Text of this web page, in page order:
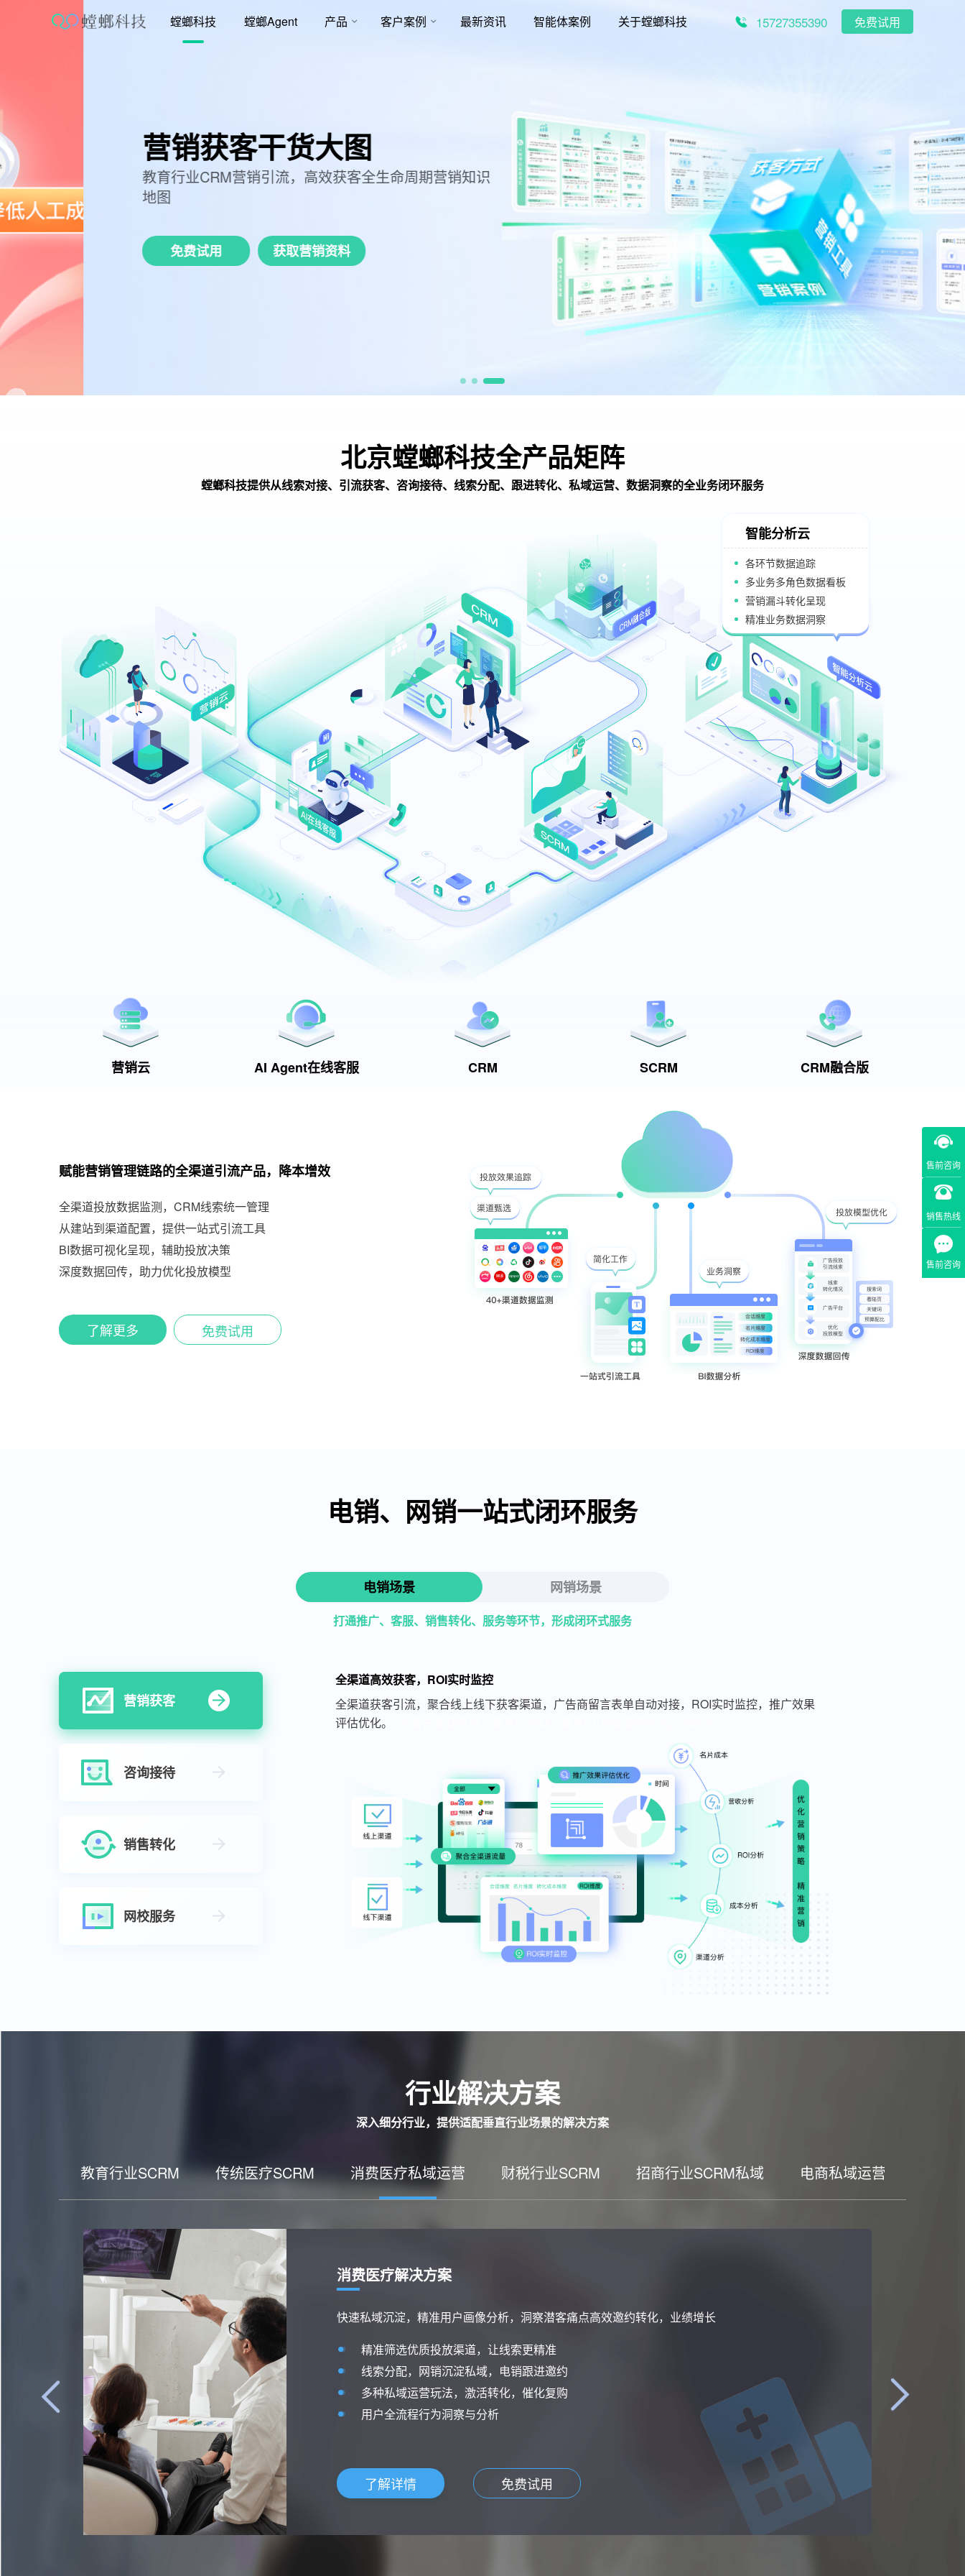
螳螂科技 螳螂Agent 产品 客户案例 最新资讯 智能体案例 关于螳螂科技 15727355390 免费试用
售前咨询
销售热线
售前咨询
营销获客干货大图
教育行业CRM营销引流，高效获客全生命周期营销知识
地图
获取营销资料
北京螳螂科技全产品矩阵
螳螂科技提供从线索对接、引流获客、咨询接待、线索分配、跟进转化、私域运营、数据洞察的全业务闭环服务
营销云 AI Agent在线客服 CRM SCRM CRM融合版
赋能营销管理链路的全渠道引流产品，降本增效
全渠道投放数据监测，CRM线索统一管理
从建站到渠道配置，提供一站式引流工具
BI数据可视化呈现，辅助投放决策
深度数据回传，助力优化投放模型
了解更多 免费试用
电销、网销一站式闭环服务
电销场景 网销场景
打通推广、客服、销售转化、服务等环节，形成闭环式服务
营销获客
咨询接待
销售转化
网校服务
全渠道高效获客，ROI实时监控
全渠道获客引流，聚合线上线下获客渠道，广告商留言表单自动对接，ROI实时监控，推广效果
评估优化。
行业解决方案
深入细分行业，提供适配垂直行业场景的解决方案
教育行业SCRM 传统医疗SCRM 消费医疗私域运营 财税行业SCRM 招商行业SCRM私域 电商私域运营工具
消费医疗解决方案
快速私域沉淀，精准用户画像分析，洞察潜客痛点高效邀约转化，业绩增长
精准筛选优质投放渠道，让线索更精准
线索分配，网销沉淀私域，电销跟进邀约
多种私域运营玩法，激活转化，催化复购
用户全流程行为洞察与分析
了解详情 免费试用